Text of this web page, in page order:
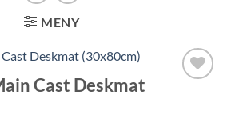
MENY
Cast Deskmat